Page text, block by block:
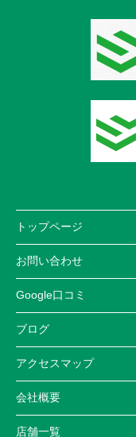
トップページ
お問い合わせ
Google口コミ
ブログ
アクセスマップ
会社概要
店舗一覧